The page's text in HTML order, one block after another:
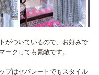
がついているので、お好みで
ークしても素敵です。
プはセパレートでもスタイル